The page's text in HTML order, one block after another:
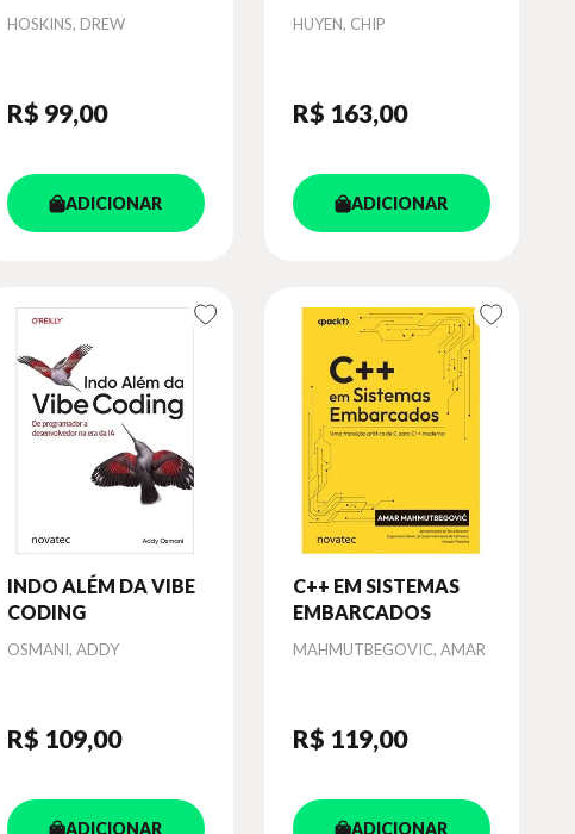
MENTALIDADE DE
PRODUTO
Autor
HOSKINS, DREW
R$ 99,00
ADICIONAR
Autor
HUYEN, CHIP
R$ 163,00
ADICIONAR
INDO ALÉM DA VIBE
CODING
Autor
OSMANI, ADDY
R$ 109,00
ADICIONAR
C++ EM SISTEMAS
EMBARCADOS
Autor
MAHMUTBEGOVIC, AMAR
R$ 119,00
ADICIONAR